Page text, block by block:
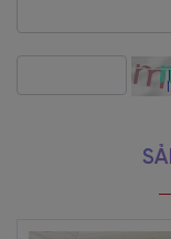
chọn không thể bỏ
mình tại phòng
dụng cho căn hộ
mời bạn khám phá